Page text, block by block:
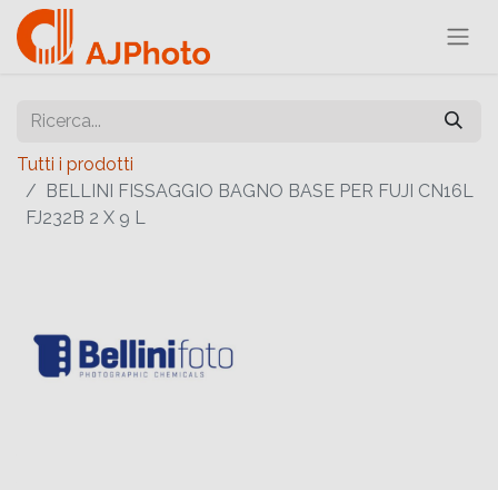
Tutti i prodotti
BELLINI FISSAGGIO BAGNO BASE PER FUJI CN16L
FJ232B 2 X 9 L